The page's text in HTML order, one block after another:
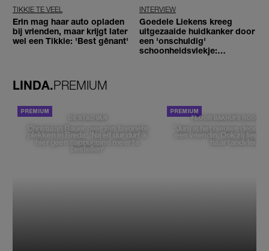
TIKKIE TE VEEL
Erin mag haar auto opladen
bij vrienden, maar krijgt later
wel een Tikkie: 'Best gênant'
INTERVIEW
Goedele Liekens kreeg
uitgezaaide huidkanker door
een 'onschuldig'
schoonheidsvlekje:
LINDA.PREMIUM
DE STAD VAN
Christiaan Bauer over zijn favoriete
plekken in Breda: 'Na elf uur durf ik
hier geen cappuccino meer te
bestellen'
FLOOR BAKHUYS
''Juni is het nieuwe
een vriendin. Ook zij liep
haar tandvlees'